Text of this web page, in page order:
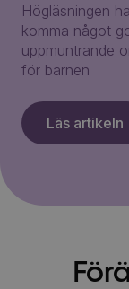
Högläsningen
komma något
uppmuntrande
för barnen
Läs artikeln